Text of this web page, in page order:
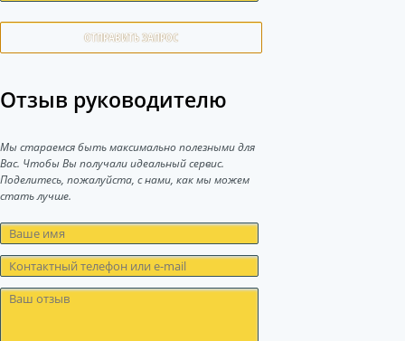
ОТПРАВИТЬ ЗАПРОС
Отзыв руководителю
Мы стараемся быть максимально полезными для
Вас. Чтобы Вы получали идеальный сервис.
Поделитесь, пожалуйста, с нами, как мы можем
стать лучше.